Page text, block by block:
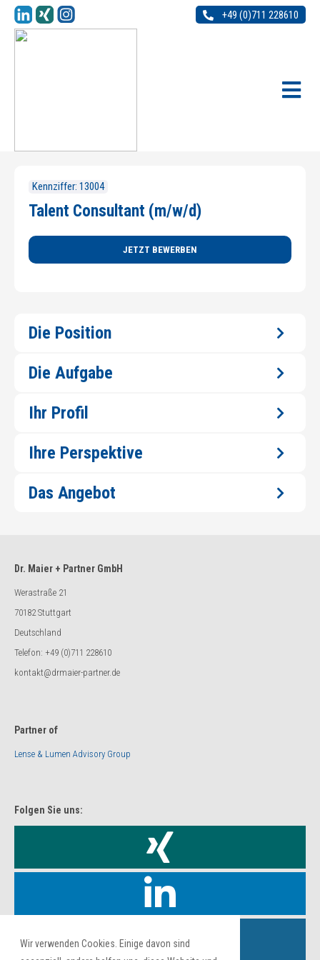
Wir verwenden Cookies. Einige davon sind
+49 (0)711 228610
Kennziffer: 13004
Talent Consultant (m/w/d)
JETZT BEWERBEN
Die Position
Die Aufgabe
Ihr Profil
Ihre Perspektive
Das Angebot
Dr. Maier + Partner GmbH
Werastraße 21
70182 Stuttgart
Deutschland
Telefon: +49 (0)711 228610
kontakt@drmaier-partner.de
Partner of
Lense & Lumen Advisory Group
Folgen Sie uns: